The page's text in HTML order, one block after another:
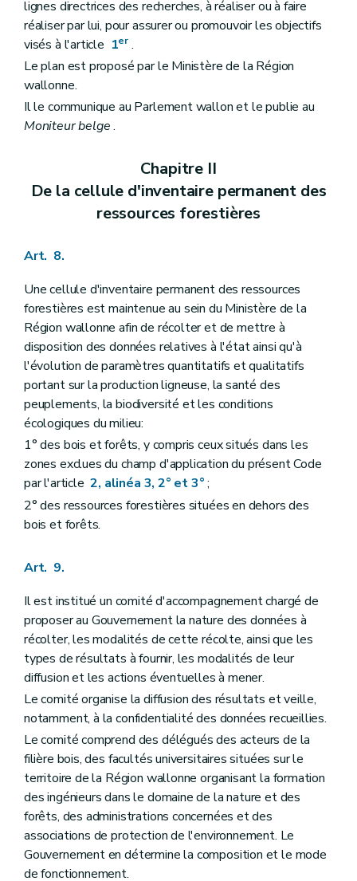
lignes directrices des recherches, à réaliser ou à faire
réaliser par lui, pour assurer ou promouvoir les objectifs
visés à l'article 1er .
Le plan est proposé par le Ministère de la Région
wallonne.
Il le communique au Parlement wallon et le publie au
Moniteur belge.
Chapitre II
De la cellule d'inventaire permanent des
ressources forestières
Art. 8.
Une cellule d'inventaire permanent des ressources
forestières est maintenue au sein du Ministère de la
Région wallonne afin de récolter et de mettre à
disposition des données relatives à l'état ainsi qu'à
l'évolution de paramètres quantitatifs et qualitatifs
portant sur la production ligneuse, la santé des
peuplements, la biodiversité et les conditions
écologiques du milieu:
1° des bois et forêts, y compris ceux situés dans les
zones exclues du champ d'application du présent Code
par l'article2, alinéa 3, 2° et 3°;
2° des ressources forestières situées en dehors des
bois et forêts.
Art. 9.
Il est institué un comité d'accompagnement chargé de
proposer au Gouvernement la nature des données à
récolter, les modalités de cette récolte, ainsi que les
types de résultats à fournir, les modalités de leur
diffusion et les actions éventuelles à mener.
Le comité organise la diffusion des résultats et veille,
notamment, à la confidentialité des données recueillies.
Le comité comprend des délégués des acteurs de la
filière bois, des facultés universitaires situées sur le
territoire de la Région wallonne organisant la formation
des ingénieurs dans le domaine de la nature et des
forêts, des administrations concernées et des
associations de protection de l'environnement. Le
Gouvernement en détermine la composition et le mode
de fonctionnement.